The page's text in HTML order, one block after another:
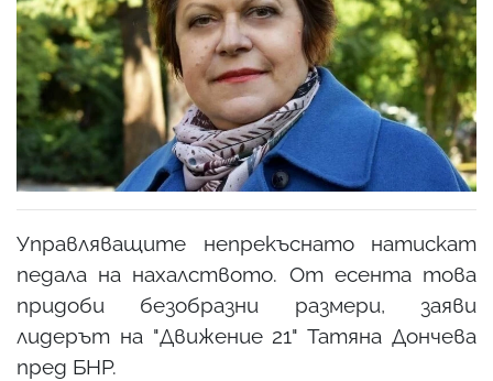
Управляващите непрекъснато натискат
педала на нахалството. От есента това
придоби безобразни размери, заяви
лидерът на "Движение 21" Татяна Дончева
пред БНР.